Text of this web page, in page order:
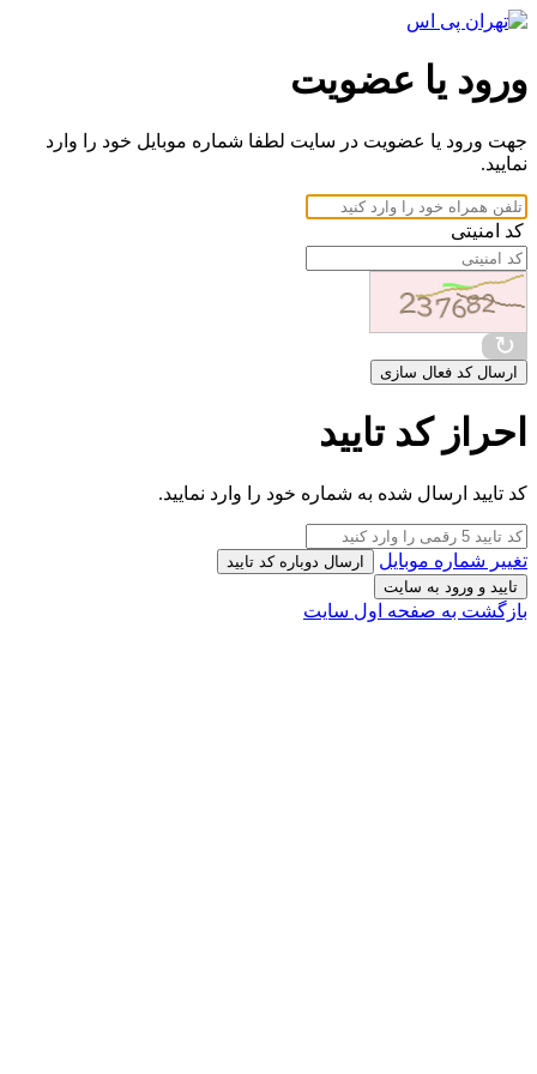
ورود یا عضویت
جهت ورود یا عضویت در سایت لطفا شماره موبایل خود را وارد
نمایید.
کد امنیتی
↻
ارسال کد فعال سازی
احراز کد تایید
کد تایید ارسال شده به شماره خود را وارد نمایید.
تغییر شماره موبایل
ارسال دوباره کد تایید
تایید و ورود به سایت
بازگشت به صفحه اول سایت